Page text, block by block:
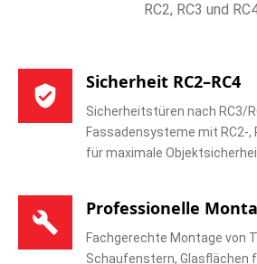
RC2, RC3 und
Sicherheit RC2–RC4
Sicherheitstüren nach RC3/
Fassadensysteme mit RC2-,
für maximale
Professionelle
Fachgerechte Montage von
Schaufenstern, Glasflächen